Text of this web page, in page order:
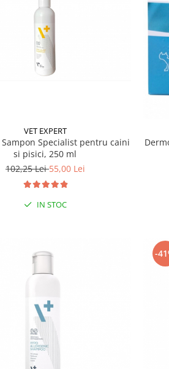
VET EXPERT
Sampon Specialist pentru caini
si pisici, 250 ml
102,25 Lei55,00 Lei
IN STOC
-